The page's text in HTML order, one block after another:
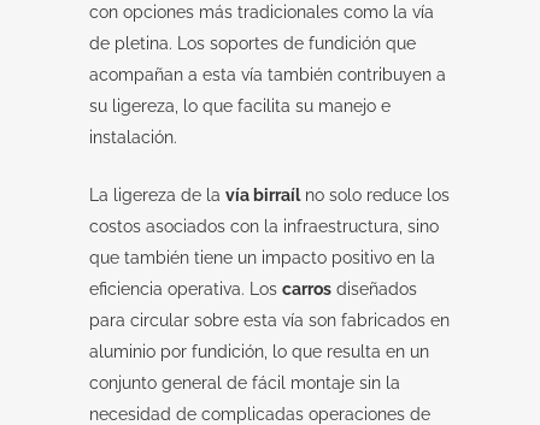
con opciones más tradicionales como la vía
de pletina. Los soportes de fundición que
acompañan a esta vía también contribuyen a
su ligereza, lo que facilita su manejo e
instalación.
La ligereza de la vía birraílno solo reduce los
costos asociados con la infraestructura, sino
que también tiene un impacto positivo en la
eficiencia operativa. Los carros diseñados
para circular sobre esta vía son fabricados en
aluminio por fundición, lo que resulta en un
conjunto general de fácil montaje sin la
necesidad de complicadas operaciones de